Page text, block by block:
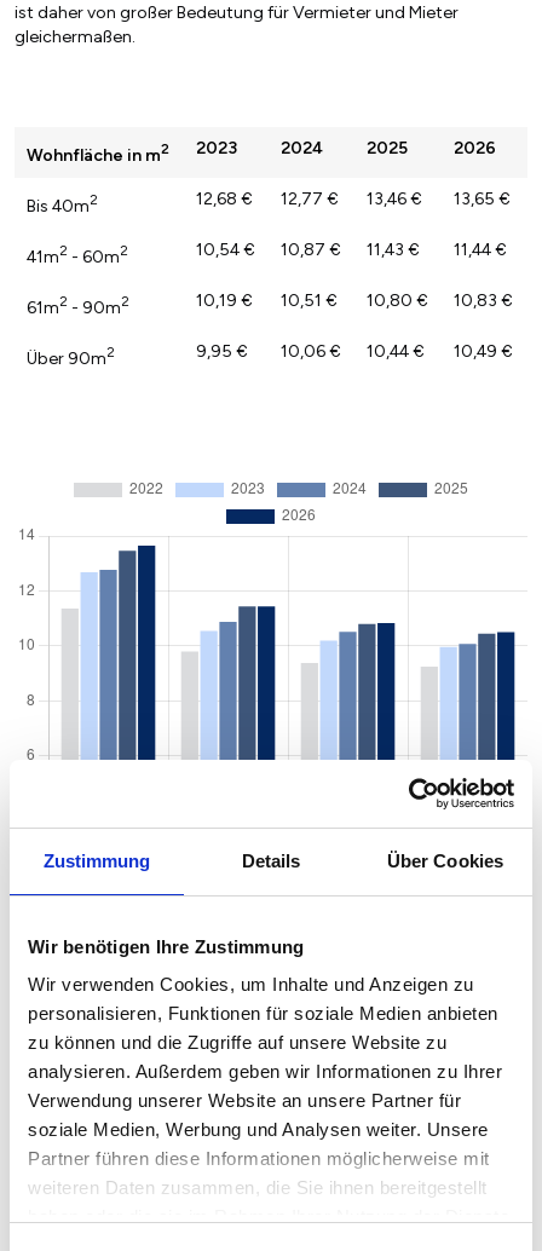
Zustimmung Details Über Cookies
Wir benötigen Ihre Zustimmung
Wir verwenden Cookies, um Inhalte und Anzeigen zu
personalisieren, Funktionen für soziale Medien anbieten
zu können und die Zugriffe auf unsere Website zu
analysieren. Außerdem geben wir Informationen zu Ihrer
Verwendung unserer Website an unsere Partner für
soziale Medien, Werbung und Analysen weiter. Unsere
Partner führen diese Informationen möglicherweise mit
weiteren Daten zusammen, die Sie ihnen bereitgestellt
ist daher von großer Bedeutung für Vermieter und Mieter
gleichermaßen.
Wohnfläche in m2 2023 2024 2025 2026
Bis 40m2 12,68 € 12,77 € 13,46 € 13,65 €
41m2 - 60m2 10,54 € 10,87 € 11,43 € 11,44 €
61m2 - 90m2 10,19 € 10,51 € 10,80 € 10,83 €
Über 90m2 9,95 € 10,06 € 10,44 € 10,49 €
Mietspiegel nach Baujahr pro qm 2026 in
Mainburg
Der Mietpreis einer Wohnung in Mainburg hängt von einer Vielzahl
von Faktoren ab, und eines der entscheidenden Kriterien ist das
Baujahr der Immobilie. Das Alter eines Gebäudes kann einen
erheblichen Einfluss auf den Mietpreis haben, da es wichtige
Informationen über den Zustand, die Ausstattung und die